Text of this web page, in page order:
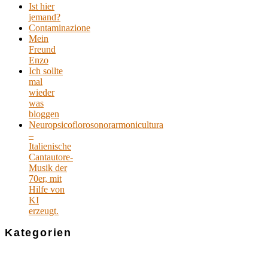
Ist hier
jemand?
Contaminazione
Mein
Freund
Enzo
Ich sollte
mal
wieder
was
bloggen
Neuropsicoflorosonorarmonicultura
–
Italienische
Cantautore-
Musik der
70er, mit
Hilfe von
KI
erzeugt.
Kategorien